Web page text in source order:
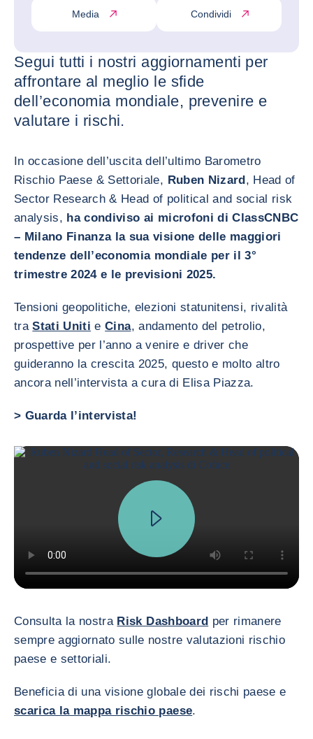
Media Condividi
Segui tutti i nostri aggiornamenti per
affrontare al meglio le sfide
dell’economia mondiale, prevenire e
valutare i rischi.
In occasione dell’uscita dell’ultimo Barometro
Rischio Paese & Settoriale, Ruben Nizard, Head of
Sector Research & Head of political and social risk
analysis, ha condiviso ai microfoni di ClassCNBC
– Milano Finanza la sua visione delle maggiori
tendenze dell’economia mondiale per il 3°
trimestre 2024 e le previsioni 2025.
Tensioni geopolitiche, elezioni statunitensi, rivalità
traStati Uniti eCina, andamento del petrolio,
prospettive per l’anno a venire e driver che
guideranno la crescita 2025, questo e molto altro
ancora nell’intervista a cura di Elisa Piazza.
> Guarda l’intervista!
Consulta la nostra Risk Dashboard per rimanere
sempre aggiornato sulle nostre valutazioni rischio
paese e settoriali.
Beneficia di una visione globale dei rischi paese e
scarica la mappa rischio paese.